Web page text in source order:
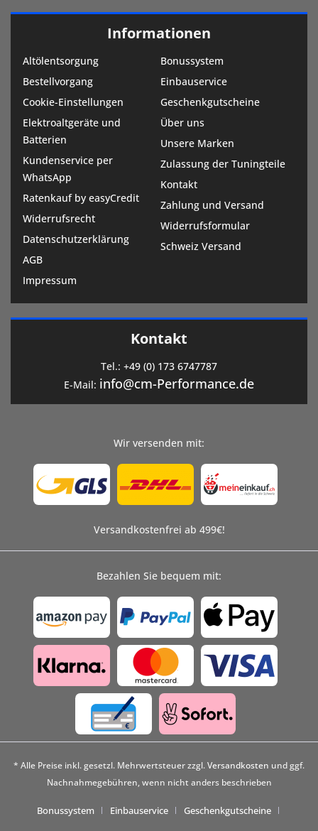
Informationen
Altölentsorgung
Bestellvorgang
Cookie-Einstellungen
Elektroaltgeräte und
Batterien
Kundenservice per
WhatsApp
Ratenkauf by easyCredit
Widerrufsrecht
Datenschutzerklärung
AGB
Impressum
Bonussystem
Einbauservice
Geschenkgutscheine
Über uns
Unsere Marken
Zulassung der Tuningteile
Kontakt
Zahlung und Versand
Widerrufsformular
Schweiz Versand
Kontakt
Tel.: +49 (0) 173 6747787
E-Mail: info@cm-Performance.de
Wir versenden mit:
Versandkostenfrei ab 499€!
Bezahlen Sie bequem mit:
* Alle Preise inkl. gesetzl. Mehrwertsteuer zzgl.Versandkosten und ggf.
Nachnahmegebühren, wenn nicht anders beschrieben
Bonussystem Einbauservice
Geschenkgutscheine